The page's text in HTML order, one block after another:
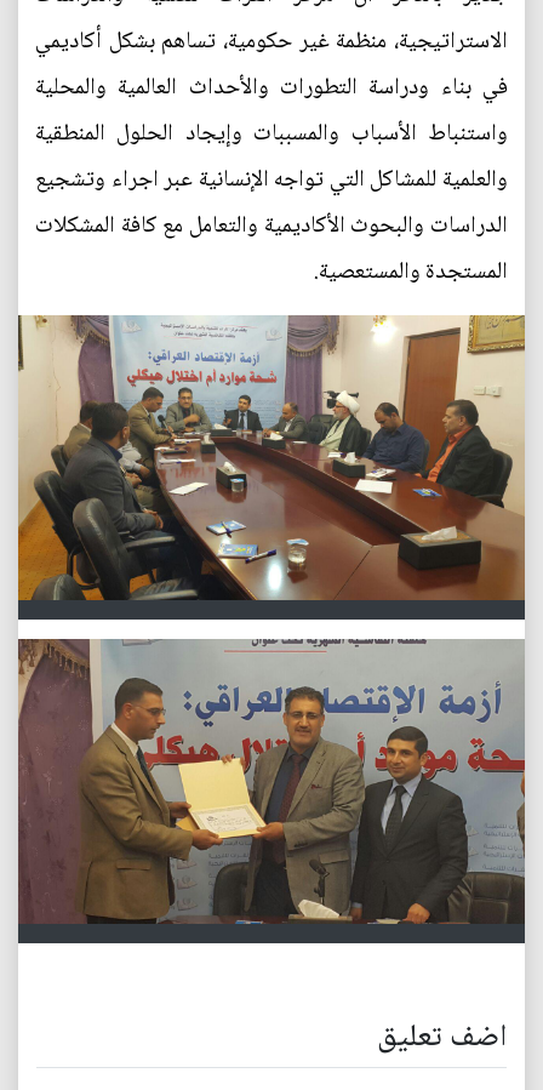
الاستراتيجية، منظمة غير حكومية، تساهم بشكل أكاديمي
في بناء ودراسة التطورات والأحداث العالمية والمحلية
واستنباط الأسباب والمسببات وإيجاد الحلول المنطقية
والعلمية للمشاكل التي تواجه الإنسانية عبر اجراء وتشجيع
الدراسات والبحوث الأكاديمية والتعامل مع كافة المشكلات
المستجدة والمستعصية.
اضف تعليق